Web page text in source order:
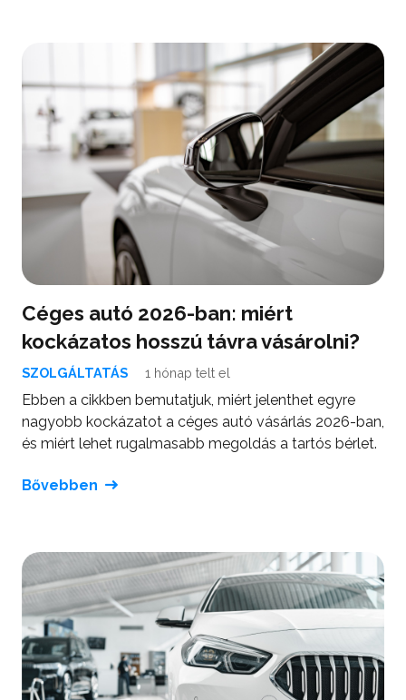
Céges autó 2026-ban: miért
kockázatos hosszú távra vásárolni?
SZOLGÁLTATÁS 1 hónap telt el
Ebben a cikkben bemutatjuk, miért jelenthet egyre
nagyobb kockázatot a céges autó vásárlás 2026-ban,
és miért lehet rugalmasabb megoldás a tartós bérlet.
Bővebben